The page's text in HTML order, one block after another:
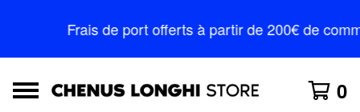
Frais de port offerts à partir de 200€ de
0